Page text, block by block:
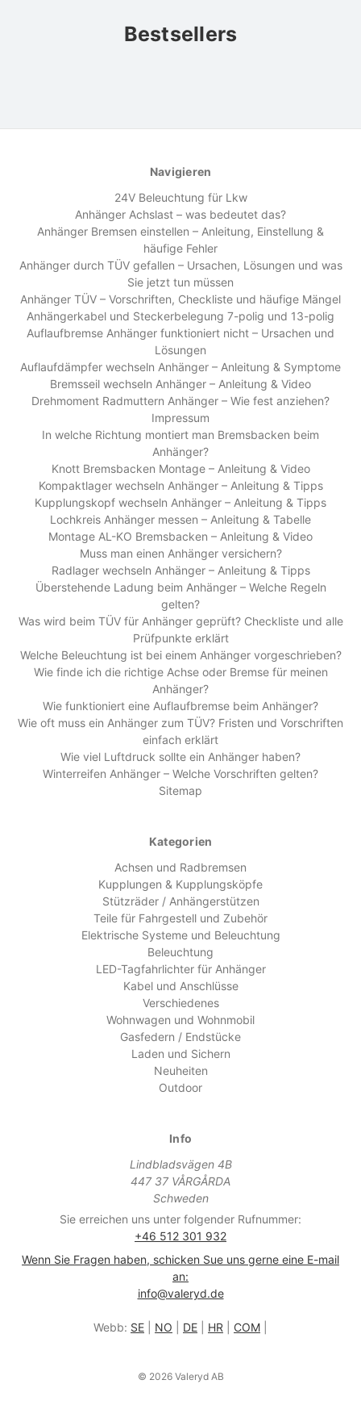
Bestsellers
Navigieren
24V Beleuchtung für Lkw
Anhänger Achslast – was bedeutet das?
Anhänger Bremsen einstellen – Anleitung, Einstellung &
häufige Fehler
Anhänger durch TÜV gefallen – Ursachen, Lösungen und was
Sie jetzt tun müssen
Anhänger TÜV – Vorschriften, Checkliste und häufige Mängel
Anhängerkabel und Steckerbelegung 7-polig und 13-polig
Auflaufbremse Anhänger funktioniert nicht – Ursachen und
Lösungen
Auflaufdämpfer wechseln Anhänger – Anleitung & Symptome
Bremsseil wechseln Anhänger – Anleitung & Video
Drehmoment Radmuttern Anhänger – Wie fest anziehen?
Impressum
In welche Richtung montiert man Bremsbacken beim
Anhänger?
Knott Bremsbacken Montage – Anleitung & Video
Kompaktlager wechseln Anhänger – Anleitung & Tipps
Kupplungskopf wechseln Anhänger – Anleitung & Tipps
Lochkreis Anhänger messen – Anleitung & Tabelle
Montage AL-KO Bremsbacken – Anleitung & Video
Muss man einen Anhänger versichern?
Radlager wechseln Anhänger – Anleitung & Tipps
Überstehende Ladung beim Anhänger – Welche Regeln
gelten?
Was wird beim TÜV für Anhänger geprüft? Checkliste und alle
Prüfpunkte erklärt
Welche Beleuchtung ist bei einem Anhänger vorgeschrieben?
Wie finde ich die richtige Achse oder Bremse für meinen
Anhänger?
Wie funktioniert eine Auflaufbremse beim Anhänger?
Wie oft muss ein Anhänger zum TÜV? Fristen und Vorschriften
einfach erklärt
Wie viel Luftdruck sollte ein Anhänger haben?
Winterreifen Anhänger – Welche Vorschriften gelten?
Sitemap
Kategorien
Achsen und Radbremsen
Kupplungen & Kupplungsköpfe
Stützräder / Anhängerstützen
Teile für Fahrgestell und Zubehör
Elektrische Systeme und Beleuchtung
Beleuchtung
LED-Tagfahrlichter für Anhänger
Kabel und Anschlüsse
Verschiedenes
Wohnwagen und Wohnmobil
Gasfedern / Endstücke
Laden und Sichern
Neuheiten
Outdoor
Info
Lindbladsvägen 4B
447 37 VÅRGÅRDA
Schweden
Sie erreichen uns unter folgender Rufnummer:
+46 512 301 932
Wenn Sie Fragen haben, schicken Sue uns gerne eine E-mail
an:
info@valeryd.de
Webb: SE NO DE HR COM
© 2026 Valeryd AB